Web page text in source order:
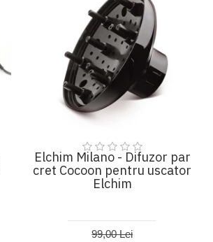
Elchim Milano - Difuzor par
cret Cocoon pentru uscator
Elchim
99,00 Lei